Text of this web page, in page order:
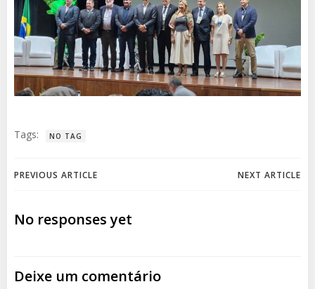
Tags: NO TAG
Post
navigation
PREVIOUS ARTICLE NEXT ARTICLE
No responses yet
Deixe um comentário